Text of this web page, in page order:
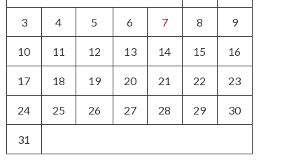
3 4 5 6 7 8 9
10 11 12 13 14 15 16
17 18 19 20 21 22 23
24 25 26 27 28 29 30
31